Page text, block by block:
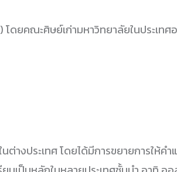
ยคณะศิษย์เก่ามหาวิทยาลัยในประเทศ
งประเทศ โดยได้มีการขยายการให้คำ